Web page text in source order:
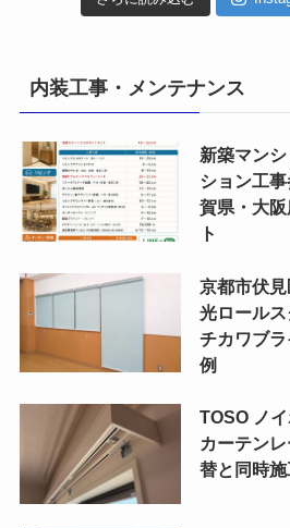
内装工事・メンテナンス
新築マン
ション工
賀県・大
ト
京都市伏
光ロール
チカワブ
例
TOSO ノ
カーテン
替と同時